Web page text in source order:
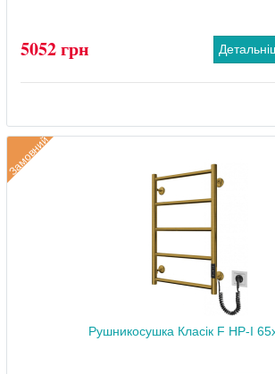
5052 грн
Замовний
Рушникосушка Класік F HP-I